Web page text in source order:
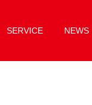
SERVICE NEWS